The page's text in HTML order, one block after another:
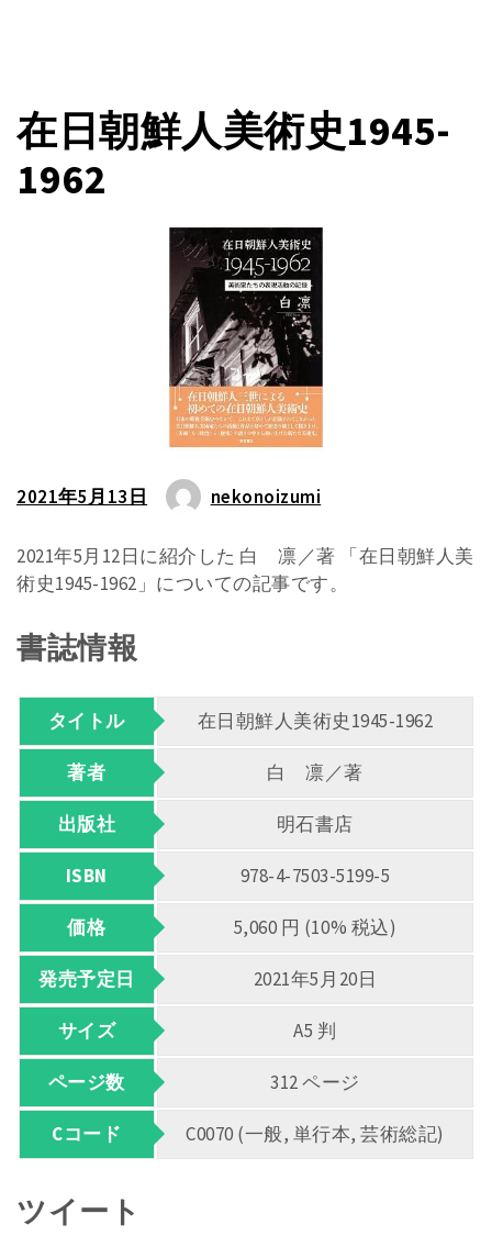
在日朝鮮人美術史1945-
1962
2021年5月13日 nekonoizumi
2021年5月12日に紹介した 白 凛／著 「在日朝鮮人美
術史1945-1962」についての記事です。
書誌情報
タイトル 在日朝鮮人美術史1945-1962
著者 白 凛／著
出版社 明石書店
ISBN 978-4-7503-5199-5
価格 5,060 円 (10% 税込)
発売予定日 2021年5月20日
サイズ A5 判
ページ数 312 ページ
Cコード C0070 (一般, 単行本, 芸術総記)
ツイート